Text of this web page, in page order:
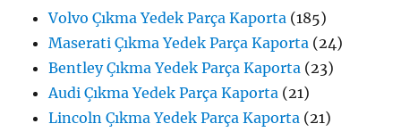
Volvo Çıkma Yedek Parça Kaporta (185)
Maserati Çıkma Yedek Parça Kaporta (24)
Bentley Çıkma Yedek Parça Kaporta (23)
Audi Çıkma Yedek Parça Kaporta (21)
Lincoln Çıkma Yedek Parça Kaporta (21)